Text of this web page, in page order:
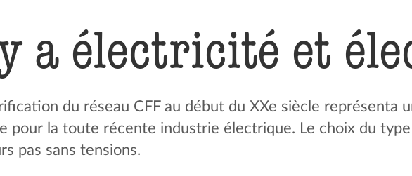
a électri­ci­té et
du réseau CFF au début du XXe siècle représenta
pour la toute récente industrie électrique. Le choix du
pas sans tensions.